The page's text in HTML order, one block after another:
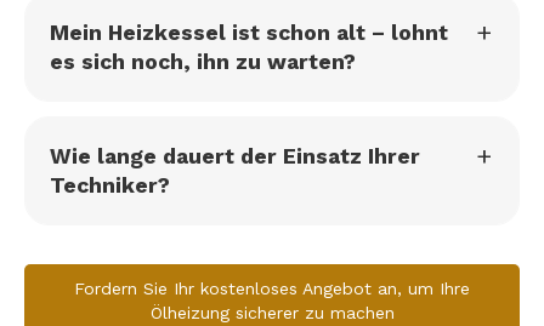
Mein Heizkessel ist schon alt – lohnt
es sich noch, ihn zu warten?
Wie lange dauert der Einsatz Ihrer
Techniker?
Fordern Sie Ihr kostenloses Angebot an, um Ihre
Ölheizung sicherer zu machen